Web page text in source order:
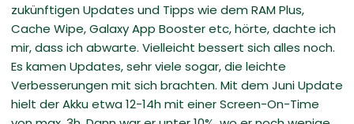
zukünftigen Updates und Tipps wie dem RAM Plus,
Cache Wipe, Galaxy App Booster etc, hörte, dachte ich
mir, dass ich abwarte. Vielleicht bessert sich alles noch.
Es kamen Updates, sehr viele sogar, die leichte
Verbesserungen mit sich brachten. Mit dem Juni Update
hielt der Akku etwa 12-14h mit einer Screen-On-Time